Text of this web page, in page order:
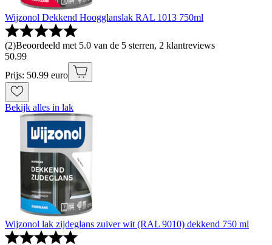
Wijzonol Dekkend Hoogglanslak RAL 1013 750ml
(2)Beoordeeld met 5.0 van de 5 sterren, 2 klantreviews
50.99
Prijs: 50.99 euro
Bekijk alles in lak
Wijzonol lak zijdeglans zuiver wit (RAL 9010) dekkend 750 ml